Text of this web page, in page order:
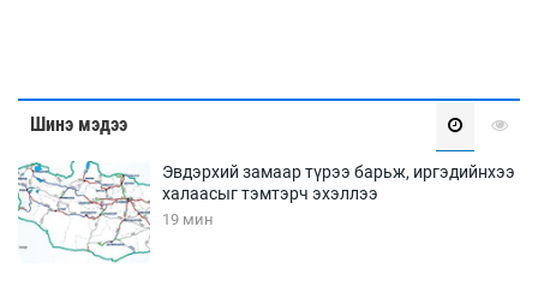
Шинэ мэдээ
Эвдэрхий замаар түрээ барьж, иргэдийнхээ
халаасыг тэмтэрч эхэллээ
19 мин